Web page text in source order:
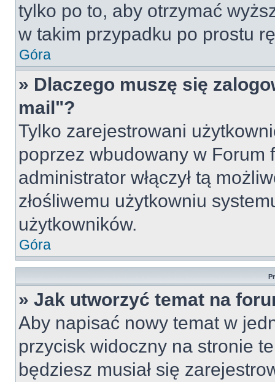
tylko po to, aby otrzymać
w takim przypadku po prostu
Góra
» Dlaczego muszę się
mail"?
Tylko zarejestrowani
poprzez wbudowany w Forum
administrator włączył tą
złośliwemu użytkowniu
użytkowników.
Góra
» Jak utworzyć temat na
Aby napisać nowy temat w
przycisk widoczny na stronie
będziesz musiał się